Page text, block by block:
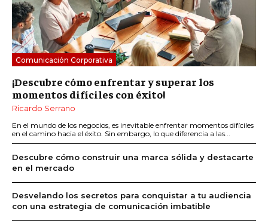
Comunicación Corporativa
¡Descubre cómo enfrentar y superar los
momentos difíciles con éxito!
Ricardo Serrano
En el mundo de los negocios, es inevitable enfrentar momentos difíciles
en el camino hacia el éxito. Sin embargo, lo que diferencia a las...
Descubre cómo construir una marca sólida y destacarte
en el mercado
Desvelando los secretos para conquistar a tu audiencia
con una estrategia de comunicación imbatible